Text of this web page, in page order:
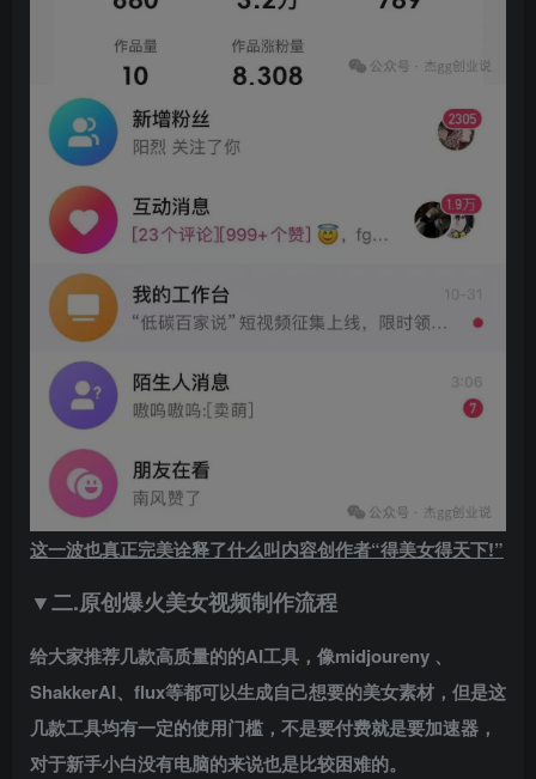
这一波也真正完美诠释了什么叫内容创作者“得美女得天下!”
▼二.原创爆火美女视频制作流程
给大家推荐几款高质量的的AI工具，像midjoureny 、
ShakkerAI、flux等都可以生成自己想要的美女素材，但是这
几款工具均有一定的使用门槛，不是要付费就是要加速器，
对于新手小白没有电脑的来说也是比较困难的。